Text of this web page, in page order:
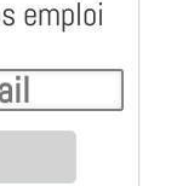
emploi